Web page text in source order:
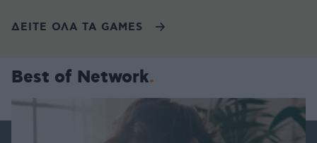
ΔΕΙΤΕ ΟΛΑ ΤΑ GAMES
Best of Network